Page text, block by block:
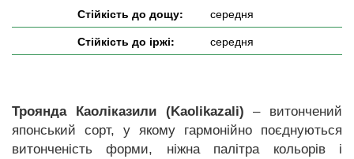
Стійкість до дощу:
середня
Стійкість до іржі:
середня
Троянда Каоліказили (Kaolikazali) – витончений
японський сорт, у якому гармонійно поєднуються
витонченість форми, ніжна палітра кольорів і